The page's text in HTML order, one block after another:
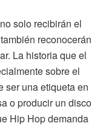
solo recibirán el
reconocerán
La historia que el
sobre el
ser una etiqueta en
o producir un disco
Hip Hop demanda